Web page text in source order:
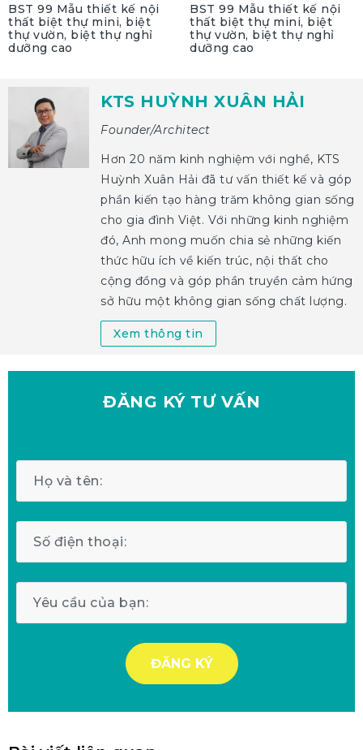
BST 99 Mẫu thiết kế nội
thất biệt thự mini, biệt
thự vườn, biệt thự nghỉ
dưỡng cao
BST 99 Mẫu thiết kế nội
thất biệt thự mini, biệt
thự vườn, biệt thự nghỉ
dưỡng cao
KTS HUỲNH XUÂN HẢI
Founder/Architect
Hơn 20 năm kinh nghiệm với nghề, KTS
Huỳnh Xuân Hải đã tư vấn thiết kế và góp
phần kiến tạo hàng trăm không gian sống
cho gia đình Việt. Với những kinh nghiệm
đó, Anh mong muốn chia sẻ những kiến
thức hữu ích về kiến trúc, nội thất cho
cộng đồng và góp phần truyền cảm hứng
sở hữu một không gian sống chất lượng.
Xem thông tin
ĐĂNG KÝ TƯ VẤN